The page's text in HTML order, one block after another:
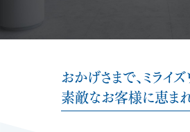
おかげさまで、ミライ
素敵なお客様に恵ま